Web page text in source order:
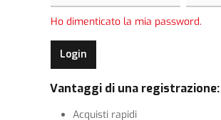
Ho dimenticato la mia password.
Login
Vantaggi di una registrazione:
Acquisti rapidi